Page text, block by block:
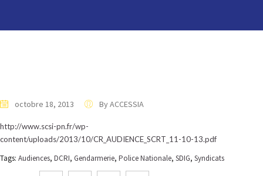
octobre 18, 2013 By ACCESSIA
http://www.scsi-pn.fr/wp-
content/uploads/2013/10/CR_AUDIENCE_SCRT_11-10-13.pdf
Tags: Audiences, DCRI, Gendarmerie, Police Nationale, SDIG, Syndicats